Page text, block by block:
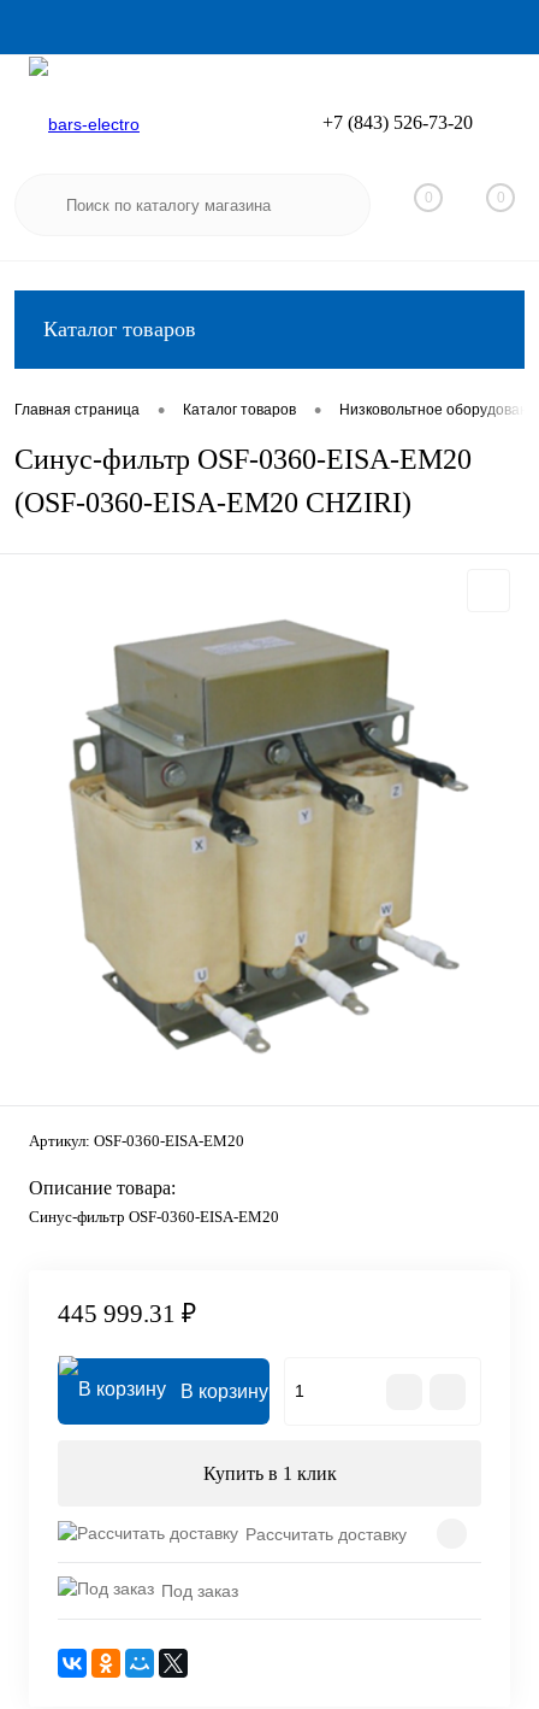
Вход
+7 (843) 526-73-20
0 0
Каталог товаров
Главная страница • Каталог товаров • Низковольтное
Синус-фильтр OSF-0360-EISA-EM20
(OSF-0360-EISA-EM20 CHZIRI)
Артикул: OSF-0360-EISA-EM20
Описание товара:
Синус-фильтр OSF-0360-EISA-EM20
445 999.31 ₽
В корзину
Купить в 1 клик
Рассчитать доставку
Под заказ